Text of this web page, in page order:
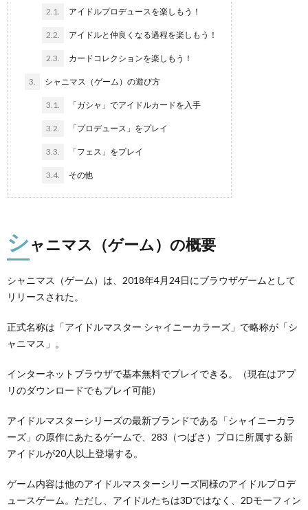
2.1. アイドルプロデュースを楽しもう！
2.2. アイドルと仲良くなる過程を楽しもう！
2.3. カードコレクションを楽しもう！
3. シャニマス（ゲーム）の遊び方
3.1. 「ガシャ」でアイドルカードを入手
3.2. 「プロデュース」をプレイ
3.3. 「フェス」をプレイ
3.4. その他
シャニマス（ゲーム）の概要
シャニマス（ゲーム）は、2018年4月24日にブラウザゲームとして
リリースされた。
正式名称は「アイドルマスター シャイニーカラーズ」で略称が「シ
ャニマス」。
インターネットブラウザで基本無料でプレイできる。（現在はアプ
リのダウンロードでもプレイ可能）
アイドルマスターシリーズの最新ブランドである「シャイニーカラ
ーズ」の原作にあたるゲームで、283（つばさ）プロに所属する新
アイドルが20人以上登場する。
ゲーム内容は他のアイドルマスターシリーズ同様のアイドルプロデ
ュースゲーム。ただし、アイドルたちは3Dではなく、2Dモーフィン